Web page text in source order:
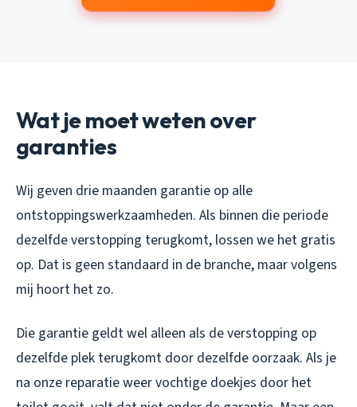
Wat je moet weten over
garanties
Wij geven drie maanden garantie op alle
ontstoppingswerkzaamheden. Als binnen die periode
dezelfde verstopping terugkomt, lossen we het gratis
op. Dat is geen standaard in de branche, maar volgens
mij hoort het zo.
Die garantie geldt wel alleen als de verstopping op
dezelfde plek terugkomt door dezelfde oorzaak. Als je
na onze reparatie weer vochtige doekjes door het